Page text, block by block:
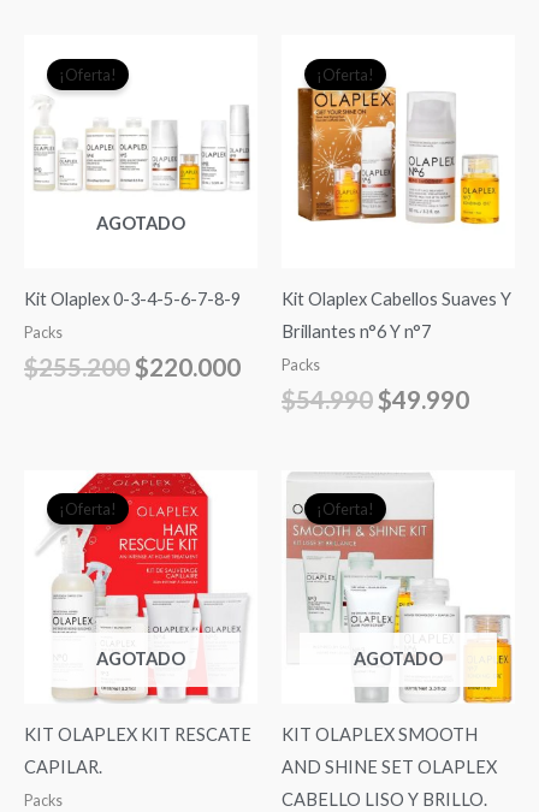
AGOTADO
¡Oferta!
Kit Olaplex 0-3-4-5-6-7-8-9
Packs
$255.200
era:
$255.200.
$220.000
precio
actual
es:
$220.000.
¡Oferta!
Kit Olaplex Cabellos Suaves Y
Brillantes n°6 Y n°7
Packs
$54.990
precio
original
era:
$54.990.
$49.990
AGOTADO
¡Oferta!
KIT OLAPLEX KIT RESCATE
CAPILAR.
Packs
El
precio
original
era:
$77.970.$53.000.
AGOTADO
¡Oferta!
KIT OLAPLEX SMOOTH
AND SHINE SET OLAPLEX
CABELLO LISO Y BRILLO.
El
precio
original
era:
$77.970.